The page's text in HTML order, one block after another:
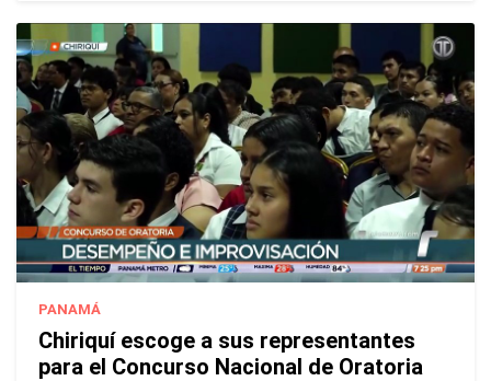
PANAMÁ
Chiriquí escoge a sus representantes
para el Concurso Nacional de Oratoria